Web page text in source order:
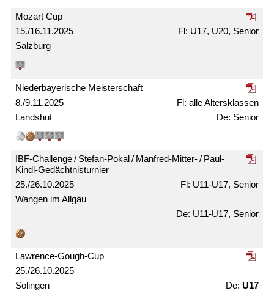
15./16.11.2025
Mozart Cup
Salzburg
U17, U20, Senior
8./9.11.2025
Nieder­bayerische Meister­schaft
Landshut
alle Alters­klassen
Senior
25./26.10.2025
IBF-Challenge / Stefan-Pokal / Manfred-Mitter- / Paul-
Kindl-Gedächtnis­turnier
Wangen im Allgäu
U11-U17, Senior
U11-U17, Senior
25./26.10.2025
Lawrence-Gough-Cup
Solingen U17